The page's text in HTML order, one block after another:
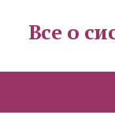
Все о